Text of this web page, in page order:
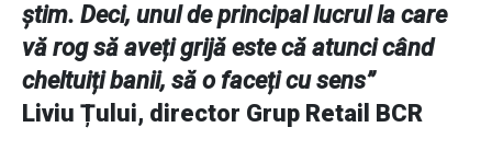
știm. Deci, unul de principal lucrul la care
vă rog să aveți grijă este că atunci când
cheltuiți banii, să o faceți cu sens”
Liviu Țului, director Grup Retail BCR